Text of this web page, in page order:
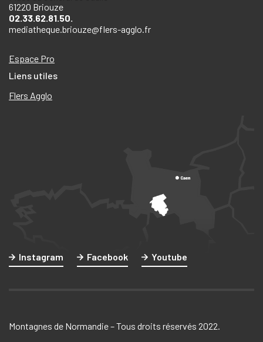
61220 Briouze
02.33.62.81.50.
mediatheque.briouze@flers-agglo.fr
Espace Pro
Liens utiles
Flers Agglo
Instagram Facebook Youtube
Montagnes de Normandie – Tous droits réservés 2022.